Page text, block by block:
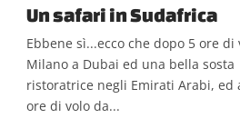
Un safari in Sudafrica
Ebbene sì...ecco che dopo 5 ore di
Milano a Dubai ed una bella sosta
ristoratrice negli Emirati Arabi, ed
ore di volo da...